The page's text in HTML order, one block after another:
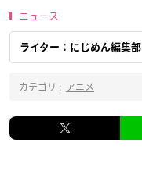
ニュース
ライター：にじめん編集部
カテゴリ : アニメ